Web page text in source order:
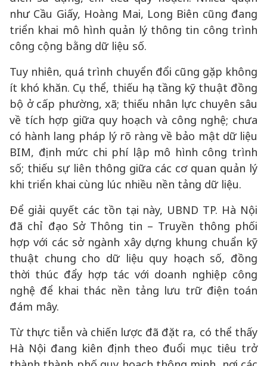
như Cầu Giấy, Hoàng Mai, Long Biên cũng đang
triển khai mô hình quản lý thông tin công trình
công cộng bằng dữ liệu số.
Tuy nhiên, quá trình chuyển đổi cũng gặp không
ít khó khăn. Cụ thể, thiếu hạ tầng kỹ thuật đồng
bộ ở cấp phường, xã; thiếu nhân lực chuyên sâu
về tích hợp giữa quy hoạch và công nghệ; chưa
có hành lang pháp lý rõ ràng về bảo mật dữ liệu
BIM, định mức chi phí lập mô hình công trình
số; thiếu sự liên thông giữa các cơ quan quản lý
khi triển khai cùng lúc nhiều nền tảng dữ liệu.
Để giải quyết các tồn tại này, UBND TP. Hà Nội
đã chỉ đạo Sở Thông tin – Truyền thông phối
hợp với các sở ngành xây dựng khung chuẩn kỹ
thuật chung cho dữ liệu quy hoạch số, đồng
thời thúc đẩy hợp tác với doanh nghiệp công
nghệ để khai thác nền tảng lưu trữ điện toán
đám mây.
Từ thực tiễn và chiến lược đã đặt ra, có thể thấy
Hà Nội đang kiên định theo đuổi mục tiêu trở